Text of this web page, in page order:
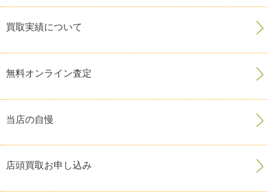
買取実績について
無料オンライン査定
当店の自慢
店頭買取お申し込み